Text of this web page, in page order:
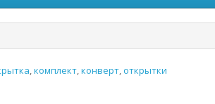
,комплект,конверт,открытки